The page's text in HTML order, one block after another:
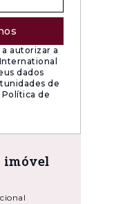
autorizar a
dados
de
de
imóvel